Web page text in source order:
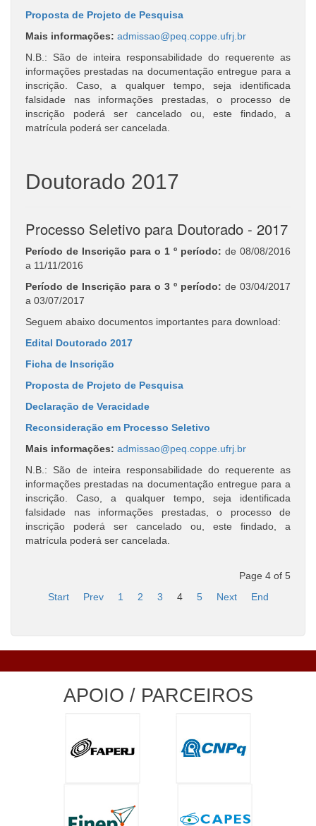
Proposta de Projeto de Pesquisa
Mais informações: admissao@peq.coppe.ufrj.br
N.B.: São de inteira responsabilidade do requerente as
informações prestadas na documentação entregue para a
inscrição. Caso, a qualquer tempo, seja identificada
falsidade nas informações prestadas, o processo de
inscrição poderá ser cancelado ou, este findado, a
matrícula poderá ser cancelada.
Doutorado 2017
Processo Seletivo para Doutorado - 2017
Período de Inscrição para o 1 º período: de 08/08/2016
a 11/11/2016
Período de Inscrição para o 3 º período: de 03/04/2017
a 03/07/2017
Seguem abaixo documentos importantes para download:
Edital Doutorado 2017
Ficha de Inscrição
Proposta de Projeto de Pesquisa
Declaração de Veracidade
Reconsideração em Processo Seletivo
Mais informações: admissao@peq.coppe.ufrj.br
N.B.: São de inteira responsabilidade do requerente as
informações prestadas na documentação entregue para a
inscrição. Caso, a qualquer tempo, seja identificada
falsidade nas informações prestadas, o processo de
inscrição poderá ser cancelado ou, este findado, a
matrícula poderá ser cancelada.
Page 4 of 5
Start
Prev 1 2 3 4 5 Next End
APOIO / PARCEIROS